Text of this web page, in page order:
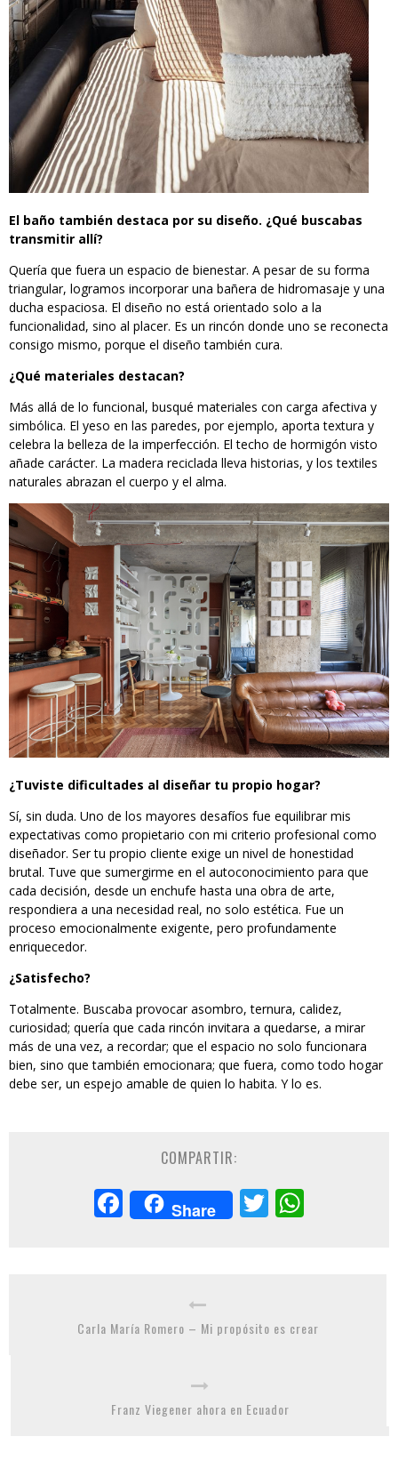
El baño también destaca por su diseño. ¿Qué buscabas
transmitir allí?
Quería que fuera un espacio de bienestar. A pesar de su forma
triangular, logramos incorporar una bañera de hidromasaje y una
ducha espaciosa. El diseño no está orientado solo a la
funcionalidad, sino al placer. Es un rincón donde uno se reconecta
consigo mismo, porque el diseño también cura.
¿Qué materiales destacan?
Más allá de lo funcional, busqué materiales con carga afectiva y
simbólica. El yeso en las paredes, por ejemplo, aporta textura y
celebra la belleza de la imperfección. El techo de hormigón visto
añade carácter. La madera reciclada lleva historias, y los textiles
naturales abrazan el cuerpo y el alma.
¿Tuviste dificultades al diseñar tu propio hogar?
Sí, sin duda. Uno de los mayores desafíos fue equilibrar mis
expectativas como propietario con mi criterio profesional como
diseñador. Ser tu propio cliente exige un nivel de honestidad
brutal. Tuve que sumergirme en el autoconocimiento para que
cada decisión, desde un enchufe hasta una obra de arte,
respondiera a una necesidad real, no solo estética. Fue un
proceso emocionalmente exigente, pero profundamente
enriquecedor.
¿Satisfecho?
Totalmente. Buscaba provocar asombro, ternura, calidez,
curiosidad; quería que cada rincón invitara a quedarse, a mirar
más de una vez, a recordar; que el espacio no solo funcionara
bien, sino que también emocionara; que fuera, como todo hogar
debe ser, un espejo amable de quien lo habita. Y lo es.
COMPARTIR:
Facebook
Share Twitter
Carla María Romero – Mi propósito es crear
Franz Viegener ahora en Ecuador